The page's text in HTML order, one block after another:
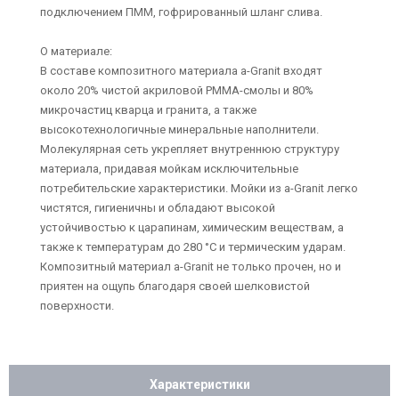
подключением ПММ, гофрированный шланг слива.
О материале:
В составе композитного материала a-Granit входят
около 20% чистой акриловой РММА-смолы и 80%
микрочастиц кварца и гранита, а также
высокотехнологичные минеральные наполнители.
Молекулярная сеть укрепляет внутреннюю структуру
материала, придавая мойкам исключительные
потребительские характеристики. Мойки из a-Granit легко
чистятся, гигиеничны и обладают высокой
устойчивостью к царапинам, химическим веществам, а
также к температурам до 280 °C и термическим ударам.
Композитный материал a-Granit не только прочен, но и
приятен на ощупь благодаря своей шелковистой
поверхности.
Характеристики